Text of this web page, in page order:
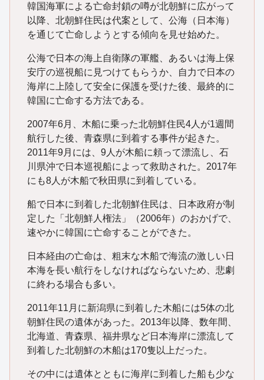
韓国海軍による亡命封鎖の噂が北朝鮮に広がって
以降、北朝鮮住民は代案として、公海（日本海）
を通じて亡命しようとする傾向を見せ始めた。
公海で日本の海上自衛隊の軍艦、あるいは海上保
安庁の巡視船に見つけてもらうか、自力で日本の
海岸に上陸して安全に保護を受けた後、最終的に
韓国に亡命する方法である。
2007年6月、木船に乗った北朝鮮住民4人が1週間
航行した後、青森県に到着する事件が起きた。
2011年9月には、9人が木船に頼って漂流し、石
川県沖で日本巡視船によって救助された。2017年
にも8人が木船で秋田県に到着している。
船で日本に到着した北朝鮮住民は、日本政府が制
定した「北朝鮮人権法」（2006年）のおかげで、
速やかに韓国に亡命することができた。
日本経由の亡命は、粗末な木船で海流の激しい日
本海を長い航行をしなければならないため、悲劇
に終わる場合も多い。
2011年11月に新潟県に到着した木船には5体の北
朝鮮住民の遺体があった。2013年以降、数年間、
北海道、青森県、福井県など日本海岸に漂流して
到着した北朝鮮の木船は170隻以上だった。
その中には遺体とともに海岸に到着した船も少な